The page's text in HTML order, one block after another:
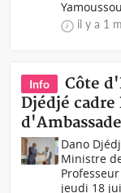
il y a 1
Info
Côte
Djédjé cadre
Dano
Ministre
jeudi 18